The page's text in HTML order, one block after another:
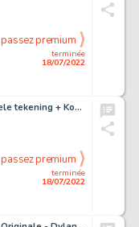
terminée
18/07/2022
passez premium
Sjors en Sjimmie - - Originele tekening + Koptekst + Inkleuring - Sjors & Sjimmie: en de colporteur - (1982)
terminée
18/07/2022
passez premium